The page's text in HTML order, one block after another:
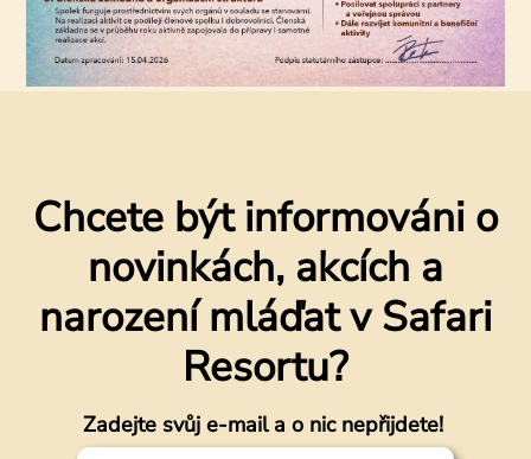
Chcete být informováni o
novinkách, akcích a
narození mláďat v Safari
Resortu?
Zadejte svůj e-mail a o nic nepřijdete!